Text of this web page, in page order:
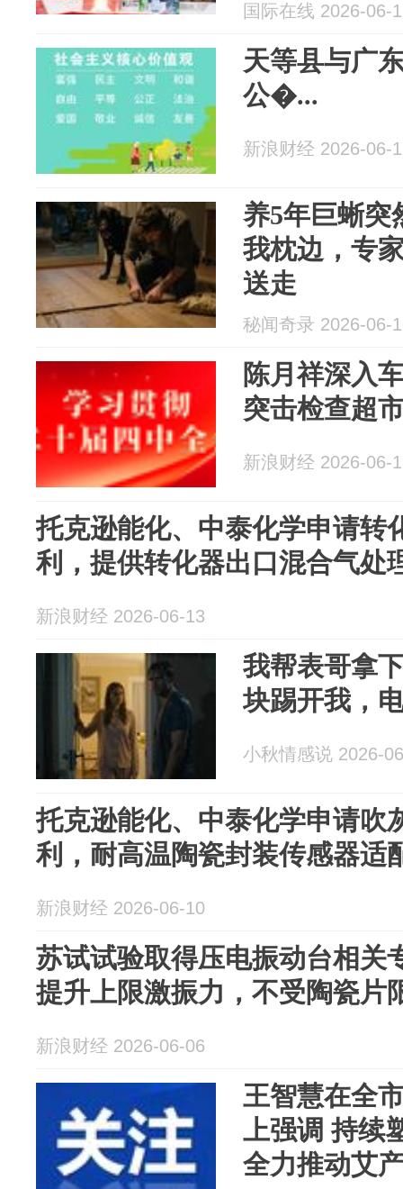
国际在线 2026-06-
天等县与广
公�...
新浪财经 2026-06-
养5年巨蜥突
我枕边，专
送走
秘闻奇录 2026-06-
陈月祥深入
突击检查超
新浪财经 2026-06-
托克逊能化、中泰化学申请转
利，提供转化器出口混合气处
新浪财经 2026-06-13
我帮表哥拿
块踢开我，
小秋情感说 2026-
托克逊能化、中泰化学申请吹
利，耐高温陶瓷封装传感器适
新浪财经 2026-06-10
苏试试验取得压电振动台相关
提升上限激振力，不受陶瓷片
新浪财经 2026-06-06
王智慧在全
上强调 持续
全力推动艾